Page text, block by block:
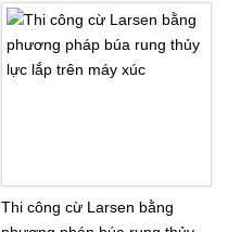
Thi công cừ Larsen bằng